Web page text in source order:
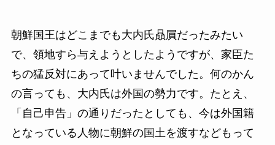
朝鮮国王はどこまでも大内氏贔屓だったみたい
で、領地すら与えようとしたようですが、家臣た
ちの猛反対にあって叶いませんでした。何のかん
の言っても、大内氏は外国の勢力です。たとえ、
「自己申告」の通りだったとしても、今は外国籍
となっている人物に朝鮮の国土を渡すなどもって